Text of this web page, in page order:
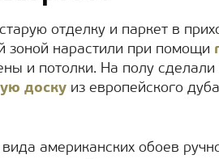
отделку и паркет в
зоной нарастили при помощи
и потолки. На полу
доску из европейского
американских обоев